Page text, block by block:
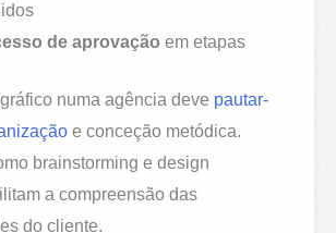
de aprovação em etapas
numa agência deve pautar-
e conceção metódica.
brainstorming e design
a compreensão das
do cliente.